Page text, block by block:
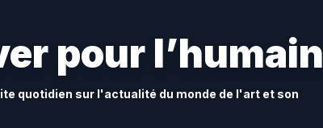
pour l’humain
quotidien sur l'actualité du monde de l'art et son